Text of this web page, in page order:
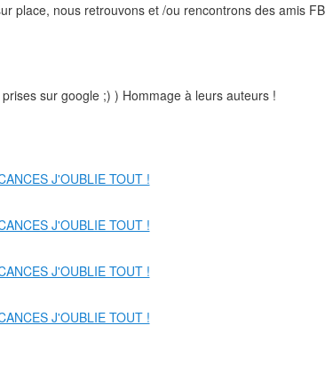
place, nous retrouvons et /ou rencontrons des amis FB
sur google ;) ) Hommage à leurs auteurs !